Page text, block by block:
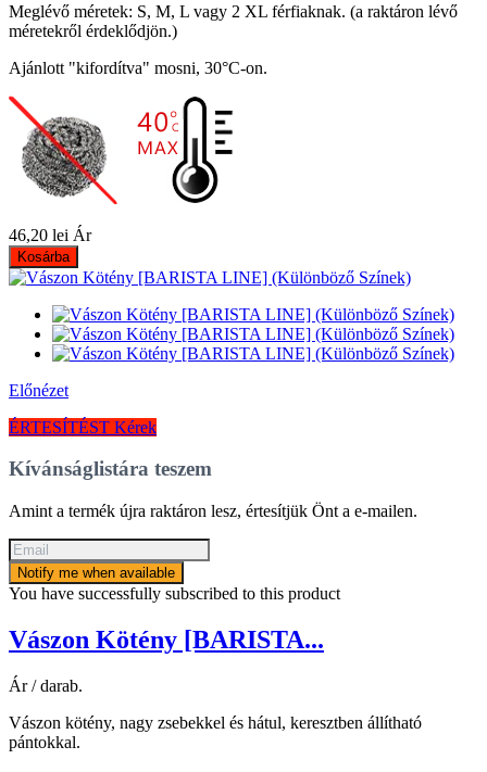
Meglévő méretek: S, M, L vagy 2 XL férfiaknak. (a raktáron lévő
méretekről érdeklődjön.)
Ajánlott "kifordítva" mosni, 30°C-on.
46,20 lei Ár
Kosárba
Előnézet
ÉRTESÍTÉST Kérek
Kívánságlistára teszem
Amint a termék újra raktáron lesz, értesítjük Önt a e-mailen.
Notify me when available
You have successfully subscribed to this product
Vászon Kötény [BARISTA...
Ár / darab.
Vászon kötény, nagy zsebekkel és hátul, keresztben állítható
pántokkal.